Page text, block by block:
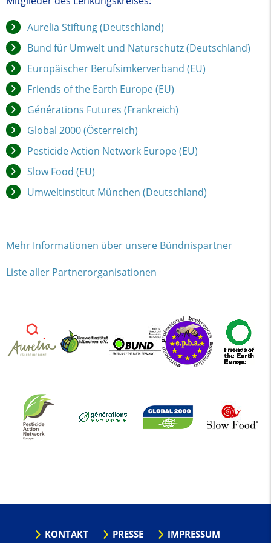
Aurelia Stiftung (Deutschland)
Bund für Umwelt und Naturschutz (Deutschland)
Europäischer Berufsimkerverband (EU)
Friends of the Earth Europe (EU)
Générations Futures (Frankreich)
Global 2000 (Österreich)
Pesticide Action Network Europe (EU)
Slow Food (EU)
Umweltinstitut München (Deutschland)
Mehr Informationen über unsere Bündnispartner
Liste aller Partnerorganisationen
KONTAKT PRESSE IMPRESSUM